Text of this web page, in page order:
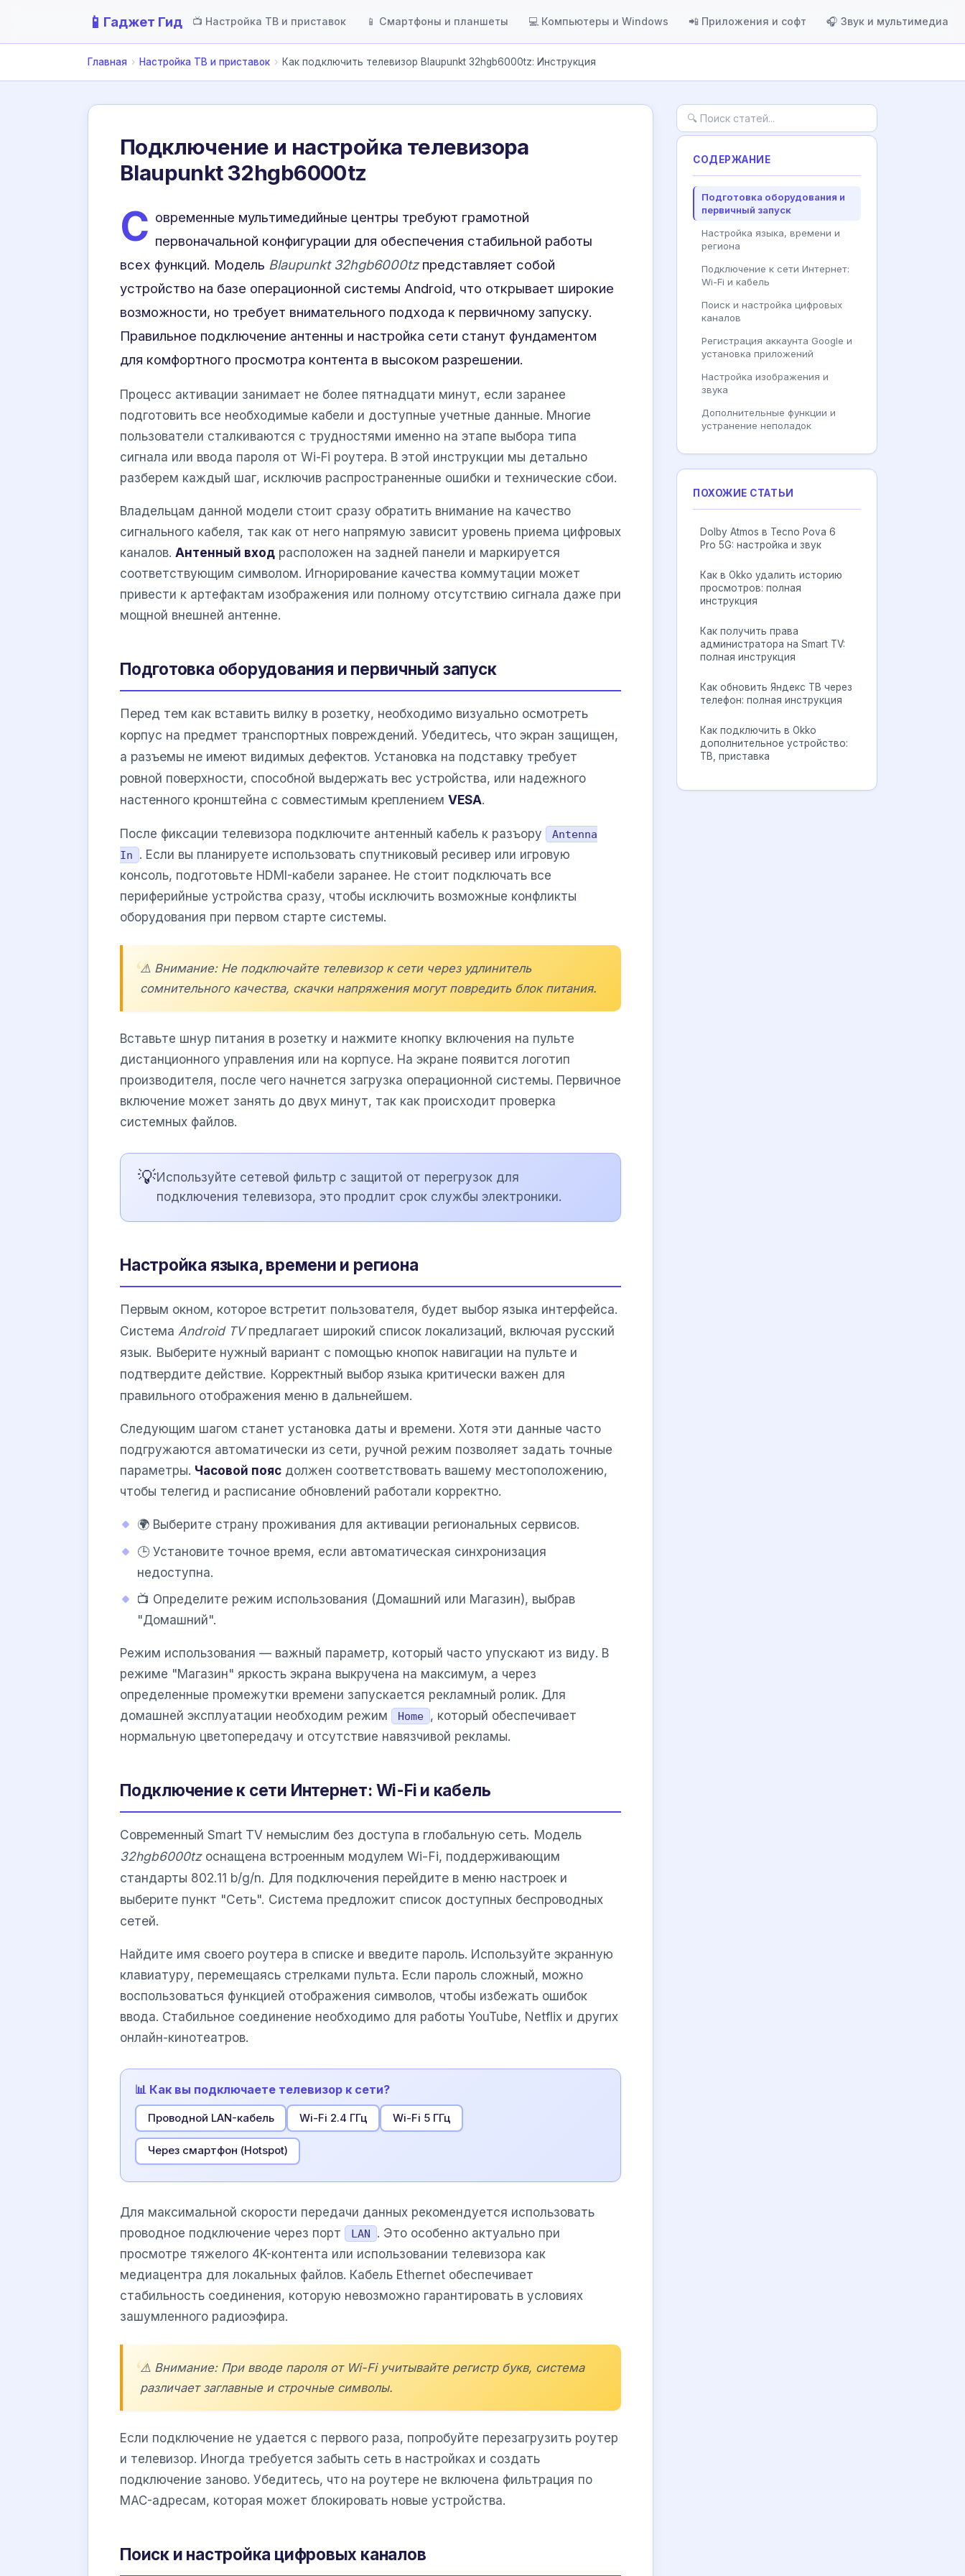
📱 Гаджет Гид 📺 Настройка ТВ и приставок 📱 Смартфоны и планшеты 💻 Компьютеры и Windows 📲 Приложения и софт 🎧 Звук и мультимедиа
Главная › Настройка ТВ и приставок › Как подключить телевизор Blaupunkt 32hgb6000tz: Инструкция
Подключение и настройка телевизора
Blaupunkt 32hgb6000tz
С овременные мультимедийные центры требуют грамотной
первоначальной конфигурации для обеспечения стабильной работы
всех функций. Модель Blaupunkt 32hgb6000tzпредставляет собой
устройство на базе операционной системы Android, что открывает широкие
возможности, но требует внимательного подхода к первичному запуску.
Правильное подключение антенны и настройка сети станут фундаментом
для комфортного просмотра контента в высоком разрешении.
Процесс активации занимает не более пятнадцати минут, если заранее
подготовить все необходимые кабели и доступные учетные данные. Многие
пользователи сталкиваются с трудностями именно на этапе выбора типа
сигнала или ввода пароля от Wi-Fi роутера. В этой инструкции мы детально
разберем каждый шаг, исключив распространенные ошибки и технические сбои.
Владельцам данной модели стоит сразу обратить внимание на качество
сигнального кабеля, так как от него напрямую зависит уровень приема цифровых
каналов. Антенный вход расположен на задней панели и маркируется
соответствующим символом. Игнорирование качества коммутации может
привести к артефактам изображения или полному отсутствию сигнала даже при
мощной внешней антенне.
Подготовка оборудования и первичный запуск
Перед тем как вставить вилку в розетку, необходимо визуально осмотреть
корпус на предмет транспортных повреждений. Убедитесь, что экран защищен,
а разъемы не имеют видимых дефектов. Установка на подставку требует
ровной поверхности, способной выдержать вес устройства, или надежного
настенного кронштейна с совместимым креплением VESA.
После фиксации телевизора подключите антенный кабель к разъору
Antenna
In
. Если вы планируете использовать спутниковый ресивер или игровую
консоль, подготовьте HDMI-кабели заранее. Не стоит подключать все
периферийные устройства сразу, чтобы исключить возможные конфликты
оборудования при первом старте системы.
⚠️ Внимание: Не подключайте телевизор к сети через удлинитель
сомнительного качества, скачки напряжения могут повредить блок питания.
Вставьте шнур питания в розетку и нажмите кнопку включения на пульте
дистанционного управления или на корпусе. На экране появится логотип
производителя, после чего начнется загрузка операционной системы. Первичное
включение может занять до двух минут, так как происходит проверка
системных файлов.
💡Используйте сетевой фильтр с защитой от перегрузок для
подключения телевизора, это продлит срок службы электроники.
Настройка языка, времени и региона
Первым окном, которое встретит пользователя, будет выбор языка интерфейса.
Система Android TVпредлагает широкий список локализаций, включая русский
язык. Выберите нужный вариант с помощью кнопок навигации на пульте и
подтвердите действие. Корректный выбор языка критически важен для
правильного отображения меню в дальнейшем.
Следующим шагом станет установка даты и времени. Хотя эти данные часто
подгружаются автоматически из сети, ручной режим позволяет задать точные
параметры. Часовой пояс должен соответствовать вашему местоположению,
чтобы телегид и расписание обновлений работали корректно.
🌍 Выберите страну проживания для активации региональных сервисов.
🕒 Установите точное время, если автоматическая синхронизация
недоступна.
📺 Определите режим использования (Домашний или Магазин), выбрав
"Домашний".
Режим использования — важный параметр, который часто упускают из виду. В
режиме "Магазин" яркость экрана выкручена на максимум, а через
определенные промежутки времени запускается рекламный ролик. Для
домашней эксплуатации необходим режим
Home , который обеспечивает
нормальную цветопередачу и отсутствие навязчивой рекламы.
Подключение к сети Интернет: Wi-Fi и кабель
Современный Smart TV немыслим без доступа в глобальную сеть. Модель
32hgb6000tzоснащена встроенным модулем Wi-Fi, поддерживающим
стандарты 802.11 b/g/n. Для подключения перейдите в меню настроек и
выберите пункт "Сеть". Система предложит список доступных беспроводных
сетей.
Найдите имя своего роутера в списке и введите пароль. Используйте экранную
клавиатуру, перемещаясь стрелками пульта. Если пароль сложный, можно
воспользоваться функцией отображения символов, чтобы избежать ошибок
ввода. Стабильное соединение необходимо для работы YouTube, Netflix и других
онлайн-кинотеатров.
📊 Как вы подключаете телевизор к сети?
Проводной LAN-кабель Wi-Fi 2.4 ГГц Wi-Fi 5 ГГц
Через смартфон (Hotspot)
Для максимальной скорости передачи данных рекомендуется использовать
проводное подключение через порт
LAN
. Это особенно актуально при
просмотре тяжелого 4K-контента или использовании телевизора как
медиацентра для локальных файлов. Кабель Ethernet обеспечивает
стабильность соединения, которую невозможно гарантировать в условиях
зашумленного радиоэфира.
⚠️ Внимание: При вводе пароля от Wi-Fi учитывайте регистр букв, система
различает заглавные и строчные символы.
Если подключение не удается с первого раза, попробуйте перезагрузить роутер
и телевизор. Иногда требуется забыть сеть в настройках и создать
подключение заново. Убедитесь, что на роутере не включена фильтрация по
MAC-адресам, которая может блокировать новые устройства.
Поиск и настройка цифровых каналов
СОДЕРЖАНИЕ
Подготовка оборудования и
первичный запуск
Настройка языка, времени и
региона
Подключение к сети Интернет:
Wi-Fi и кабель
Поиск и настройка цифровых
каналов
Регистрация аккаунта Google и
установка приложений
Настройка изображения и
звука
Дополнительные функции и
устранение неполадок
ПОХОЖИЕ СТАТЬИ
Dolby Atmos в Tecno Pova 6
Pro 5G: настройка и звук
Как в Okko удалить историю
просмотров: полная
инструкция
Как получить права
администратора на Smart TV:
полная инструкция
Как обновить Яндекс ТВ через
телефон: полная инструкция
Как подключить в Okko
дополнительное устройство:
ТВ, приставка